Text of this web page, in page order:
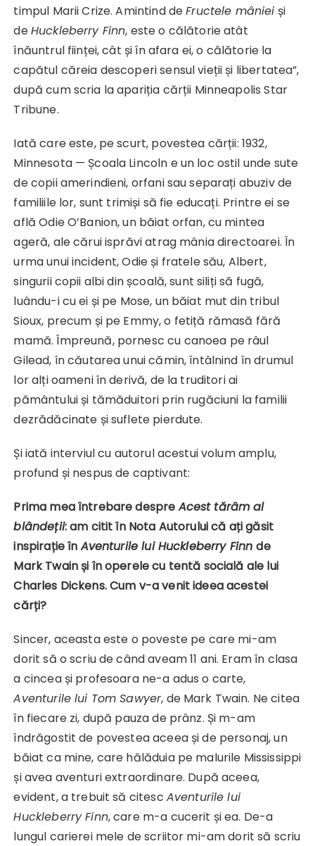
timpul Marii Crize. Amintind deFructele mâniei și
deHuckleberry Finn, este o călătorie atât
înăuntrul ființei, cât și în afara ei, o călătorie la
capătul căreia descoperi sensul vieții și libertatea”,
după cum scria la apariția cărții Minneapolis Star
Tribune.
Iată care este, pe scurt, povestea cărții: 1932,
Minnesota — Școala Lincoln e un loc ostil unde sute
de copii amerindieni, orfani sau separați abuziv de
familiile lor, sunt trimiși să fie educați. Printre ei se
află Odie O’Banion, un băiat orfan, cu mintea
ageră, ale cărui isprăvi atrag mânia directoarei. În
urma unui incident, Odie și fratele său, Albert,
singurii copii albi din școală, sunt siliți să fugă,
luându-i cu ei și pe Mose, un băiat mut din tribul
Sioux, precum și pe Emmy, o fetiță rămasă fără
mamă. Împreună, pornesc cu canoea pe râul
Gilead, în căutarea unui cămin, întâlnind în drumul
lor alți oameni în derivă, de la truditori ai
pământului și tămăduitori prin rugăciuni la familii
dezrădăcinate și suflete pierdute.
Și iată interviul cu autorul acestui volum amplu,
profund și nespus de captivant:
Prima mea întrebare despreAcest tărâm al
blândeții: am citit în Nota Autorului că ați găsit
inspirație înAventurile lui Huckleberry Finnde
Mark Twain și în operele cu tentă socială ale lui
Charles Dickens. Cum v-a venit ideea acestei
cărți?
Sincer, aceasta este o poveste pe care mi-am
dorit să o scriu de când aveam 11 ani. Eram în clasa
a cincea și profesoara ne-a adus o carte,
Aventurile lui Tom Sawyer, de Mark Twain. Ne citea
în fiecare zi, după pauza de prânz. Și m-am
îndrăgostit de povestea aceea și de personaj, un
băiat ca mine, care hălăduia pe malurile Mississippi
și avea aventuri extraordinare. După aceea,
evident, a trebuit să citesc Aventurile lui
Huckleberry Finn, care m-a cucerit și ea. De-a
lungul carierei mele de scriitor mi-am dorit să scriu